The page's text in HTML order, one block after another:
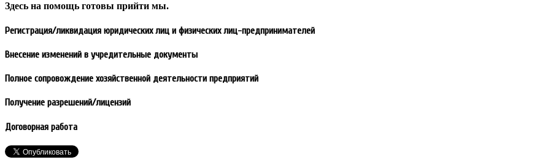
Здесь на помощь готовы прийти мы.
Регистрация/ликвидация юридических лиц и физических лиц-предпринимателей
Внесение изменений в учредительные документы
Полное сопровождение хозяйственной деятельности предприятий
Получение разрешений/лицензий
Договорная работа